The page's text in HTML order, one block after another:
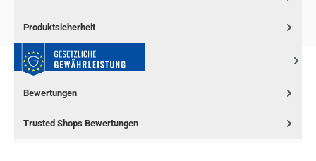
Produktsicherheit
Bewertungen
Trusted Shops Bewertungen